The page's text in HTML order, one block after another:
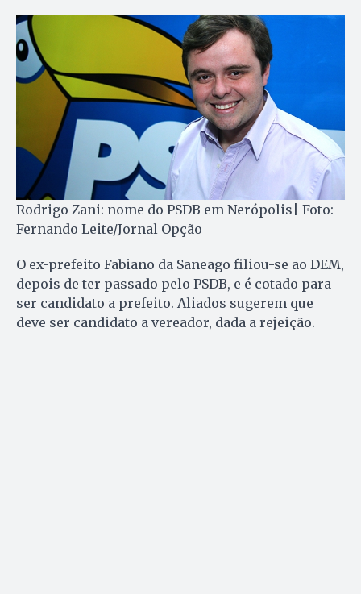
Rodrigo Zani: nome do PSDB em Nerópolis| Foto:
Fernando Leite/Jornal Opção
O ex-prefeito Fabiano da Saneago filiou-se ao DEM,
depois de ter passado pelo PSDB, e é cotado para
ser candidato a prefeito. Aliados sugerem que
deve ser candidato a vereador, dada a rejeição.